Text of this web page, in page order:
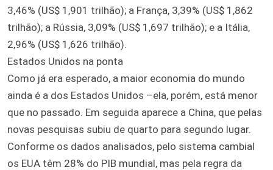
3,46% (US$ 1,901 trilhão); a França, 3,39% (US$ 1,862
trilhão); a Rússia, 3,09% (US$ 1,697 trilhão); e a Itália,
2,96% (US$ 1,626 trilhão).
Estados Unidos na ponta
Como já era esperado, a maior economia do mundo
ainda é a dos Estados Unidos –ela, porém, está menor
que no passado. Em seguida aparece a China, que pelas
novas pesquisas subiu de quarto para segundo lugar.
Conforme os dados analisados, pelo sistema cambial
os EUA têm 28% do PIB mundial, mas pela regra da